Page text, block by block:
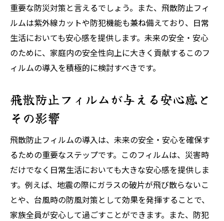
重要な防災対策と言えるでしょう。また、飛散防止フィ
ルムは紫外線カットや防犯機能も兼ね備えており、日常
生活においても安心感を提供します。未来の安全・安心
のために、家庭内の安全性向上に大きく貢献するこのフ
ィルムの導入を積極的に検討すべきです。
飛散防止フィルムが与える安心感と
その影響
飛散防止フィルムの導入は、未来の安全・安心を確保す
るための重要なステップです。このフィルムは、災害時
だけでなく日常生活においても大きな安心感を提供しま
す。例えば、地震の際にガラスの破片が飛び散らないこ
とや、台風時の防風対策として効果を発揮することで、
家族全員が安心して過ごすことができます。また、防犯